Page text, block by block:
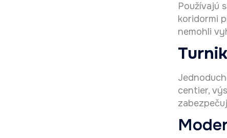
Používajú
koridormi
nemohli
centier,